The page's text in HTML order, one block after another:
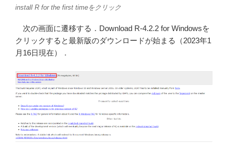
install R for the first timeをクリック
次の画面に遷移する．Download R-4.2.2 for Windowsを
クリックすると最新版のダウンロードが始まる（2023年1
月16日現在）．